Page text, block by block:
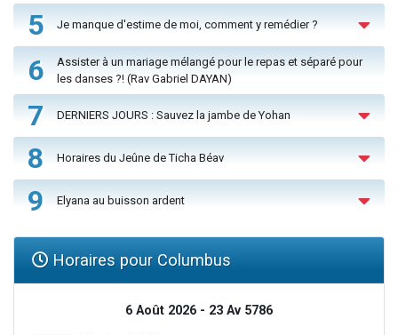
5 Je manque d'estime de moi, comment y remédier ?
6
Assister à un mariage mélangé pour le repas et séparé pour
les danses ?! (Rav Gabriel DAYAN)
7 DERNIERS JOURS : Sauvez la jambe de Yohan
8 Horaires du Jeûne de Ticha Béav
9 Elyana au buisson ardent
Horaires pour Columbus
6 Août 2026 - 23 Av 5786